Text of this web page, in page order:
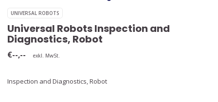
UNIVERSAL ROBOTS
Universal Robots Inspection and
Diagnostics, Robot
€--,-- exkl. MwSt.
Inspection and Diagnostics, Robot